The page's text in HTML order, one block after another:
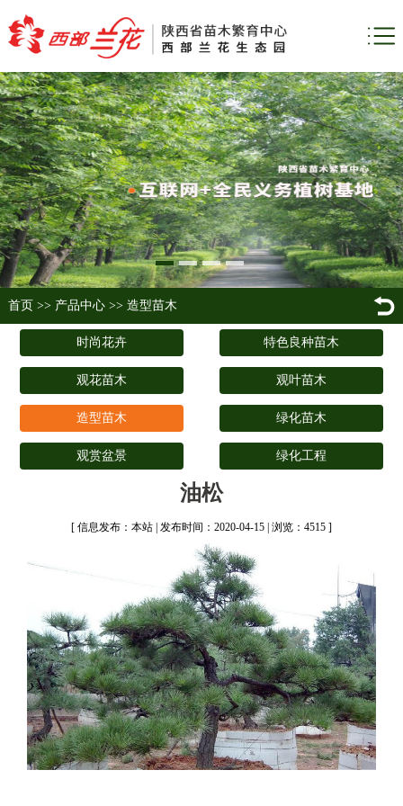
首页 >> 产品中心 >> 造型苗木
时尚花卉 特色良种苗木
观花苗木 观叶苗木
造型苗木 绿化苗木
观赏盆景 绿化工程
油松
[ 信息发布：本站 | 发布时间：2020-04-15 | 浏览：4515 ]